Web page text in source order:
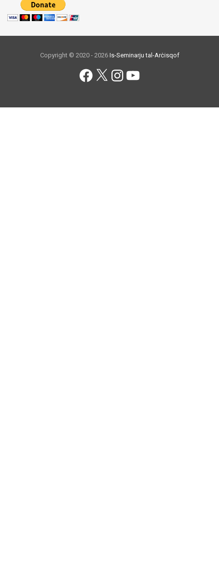
Copyright © 2020 - 2026 Is-Seminarju tal-Arċisqof
Facebook
X Instagram
YouTube